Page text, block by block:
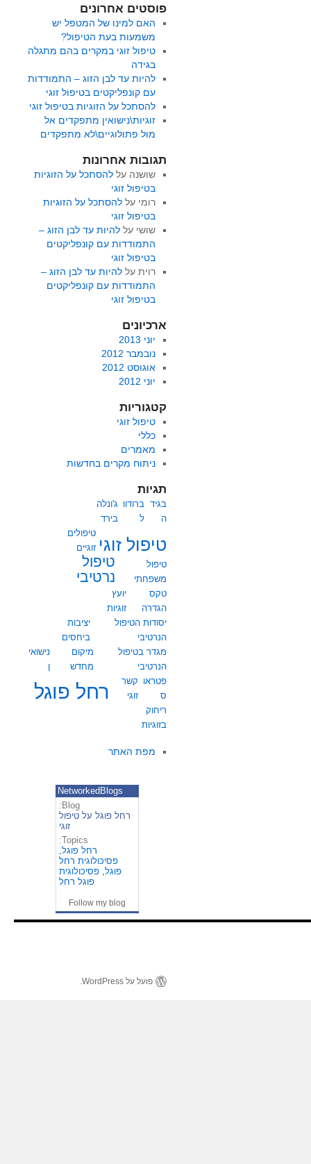
פוסטים אחרונים
האם למינו של המטפל יש
משמעות בעת הטיפול?
טיפול זוגי במקרים בהם מתגלה
בגידה
להיות עד לבן הזוג – התמודדות
עם קונפליקטים בטיפול זוגי
להסתכל על הזוגיות בטיפול זוגי
זוגיות\נישואין מתפקדים אל
מול פתולוגיים\לא מתפקדים
תגובות אחרונות
שושנה על להסתכל על הזוגיות
בטיפול זוגי
רומי על להסתכל על הזוגיות
בטיפול זוגי
שושי על להיות עד לבן הזוג –
התמודדות עם קונפליקטים
בטיפול זוגי
רויתעל להיות עד לבן הזוג –
התמודדות עם קונפליקטים
בטיפול זוגי
ארכיונים
יוני 2013
נובמבר 2012
אוגוסט 2012
יוני 2012
קטגוריות
טיפול זוגי
כללי
מאמרים
ניתוח מקרים בחדשות
תגיות
בגיד
ה
ברודוו
ל
ג'ונלה
בירד
טיפול זוגי
טיפולים
זוגיים
טיפול
משפחתי
טיפול
נרטיבי
טקס
הגדרה
יועץ
זוגיות
יסודות הטיפול
הנרטיבי
יציבות
ביחסים
מגדר בטיפול
הנרטיבי
מיקום
מחדש
נישואי
ן
פטראו
ס
קשר
זוגי
רחל פוגל
ריחוק
בזוגיות
מפת האתר
NetworkedBlogs
Blog:
רחל פוגל על טיפול
זוגי
Topics:
רחל פוגל,
פסיכולוגית רחל
פוגל, פסיכולוגית
פוגל רחל
Follow my blog
פועל על WordPress.